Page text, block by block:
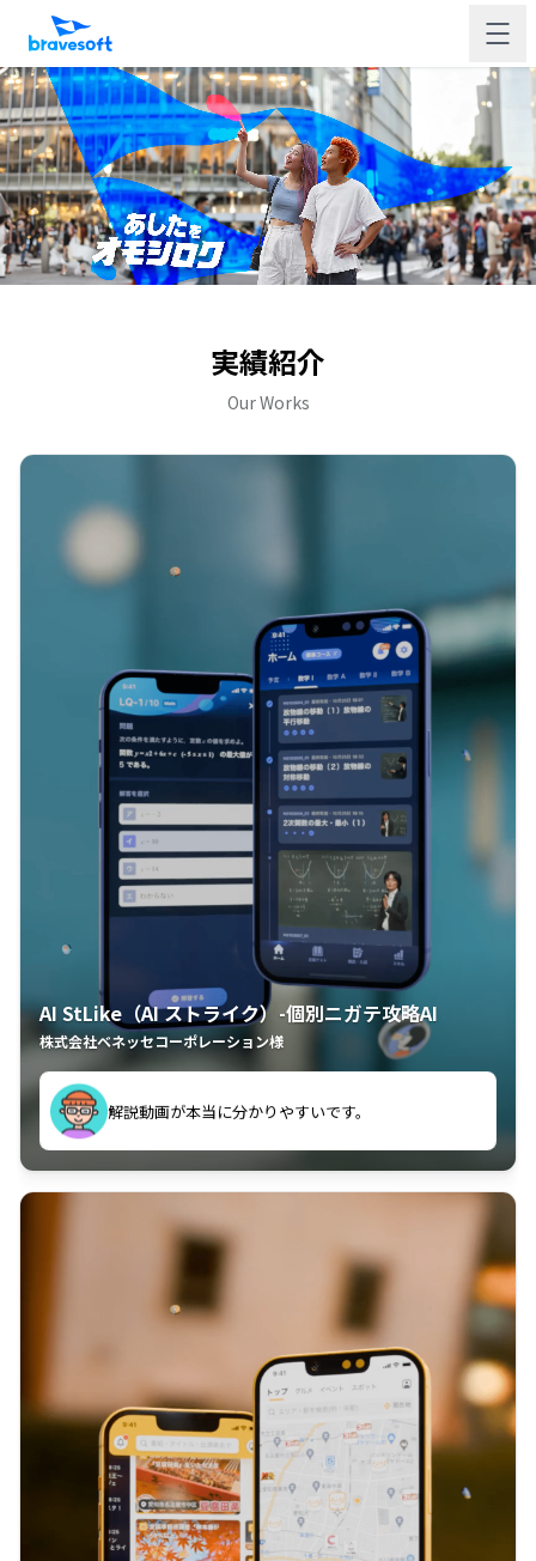
実績紹介
Our Works
AI StLike（AI ストライク）-個別ニガテ攻略AI
株式会社ベネッセコーポレーション様
古文漢文を主に使わせていただいているが、復習する
のに非常に役立っている。
解説動画が本当に分かりやすいです。